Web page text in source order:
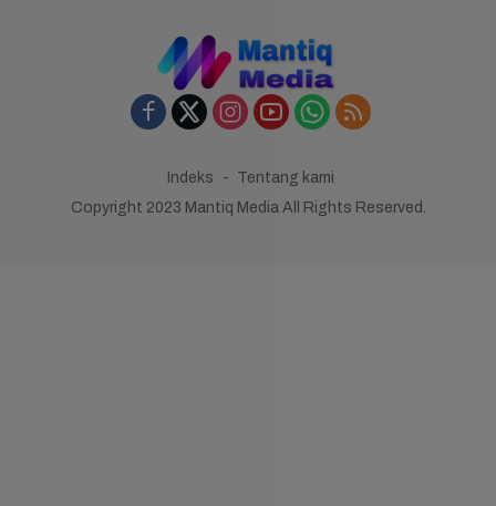
Indeks
Tentang kami
Copyright 2023 Mantiq Media All Rights Reserved.